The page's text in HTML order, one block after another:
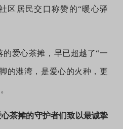
区居民交口称赞的“暖心驿
爱心茶摊，早已超越了“一
的港湾，是爱心的火种，更
心茶摊的守护者们致以最诚挚